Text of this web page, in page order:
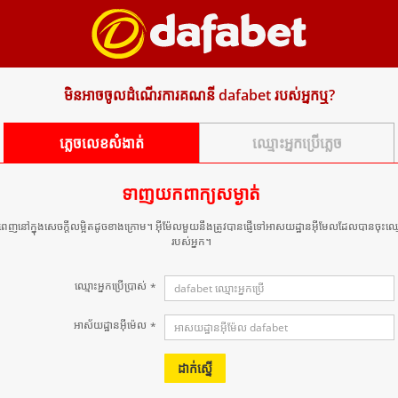
មិនអាចចូលដំណើរការគណនី dafabet របស់អ្នកឬ?
ភ្លេច​លេខសំងាត់​ ឈ្មោះអ្នកប្រើភ្លេច
ទាញយកពាក្យសម្ងាត់
ញនៅក្នុងសេចក្តីលម្អិតដូចខាងក្រោម។ អ៊ីម៉ែលមួយនឹងត្រូវបានផ្ញើទៅអាសយដ្ឋានអ៊ីមែលដែលបានចុះឈ្
របស់អ្នក។
ឈ្មោះ​អ្នកប្រើប្រាស់ *
អាស័យ​ដ្ឋាន​អ៊ី​ម៉េ​ល *
ដាក់ស្នើ